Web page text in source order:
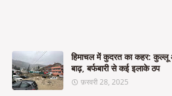
हिमाचल में कुदरत का कहर:
बाढ़, बर्फबारी से कई इलाके ठप
फ़रवरी 28, 2025